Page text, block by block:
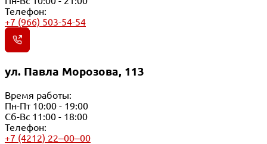
Телефон:
+7 (966) 503-54-54
ул. Павла Морозова, 113
Время работы:
Пн-Пт 10:00 - 19:00
Сб-Вс 11:00 - 18:00
Телефон:
+7 (4212) 22‒00‒00